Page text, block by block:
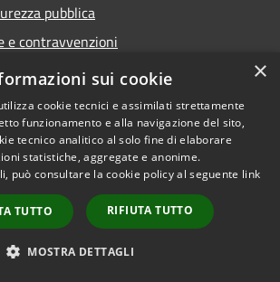
pubblica
e contravvenzioni
e assistenza
×
sui cookie
cookie tecnici e assimilati strettamente
funzionamento e alla navigazione del sito,
tecnico analitico al solo fine di elaborare
statistiche, aggregate e anonime.
può consultare la cookie policy al seguente link
TUTTO RIFIUTA TUTTO
MOSTRA DETTAGLI